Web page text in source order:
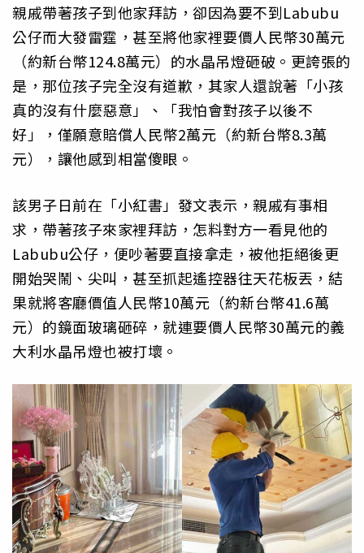
親戚帶著孩子到他家拜訪，卻因為要不到Labubu
公仔而大發雷霆，甚至將他家裡要價人民幣30萬元
（約新台幣124.8萬元）的水晶吊燈砸破。更誇張的
是，那位孩子完全沒有道歉，其家人還說著「小孩
真的沒有什麼惡意」、「我怕會對孩子以後不
好」，僅願意賠償人民幣2萬元（約新台幣8.3萬
元），讓他感到相當傻眼。
該男子日前在「小紅書」發文表示，親戚有事相
求，帶著孩子來家裡拜訪，怎料對方一看見他的
Labubu公仔，便吵著要直接拿走，被他拒絕後更
開始哭鬧、尖叫，甚至抓起遙控器往天花板丟，結
果就將客廳價值人民幣10萬元（約新台幣41.6萬
元）的鏡面玻璃砸碎，就連要價人民幣30萬元的義
大利水晶吊燈也被打壞。